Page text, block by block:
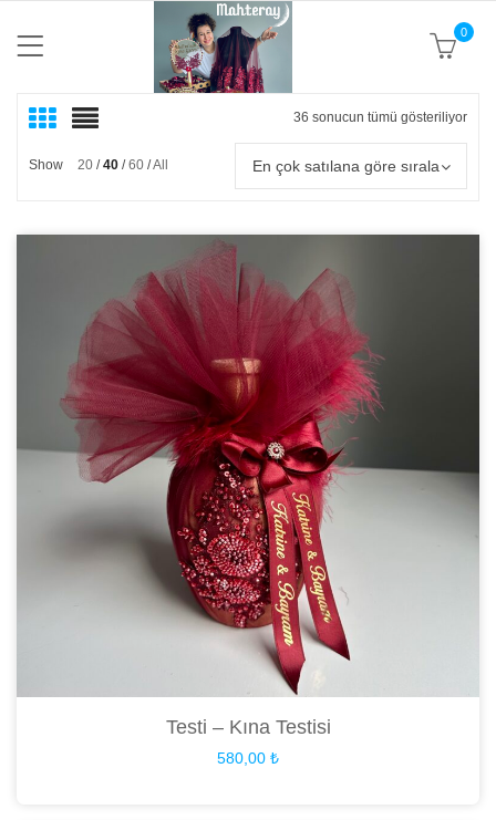
0
36 sonucun tümü gösteriliyor
göre
Show 20 40 60 All En çok satılana göre sırala
Testi – Kına Testisi
580,00 ₺